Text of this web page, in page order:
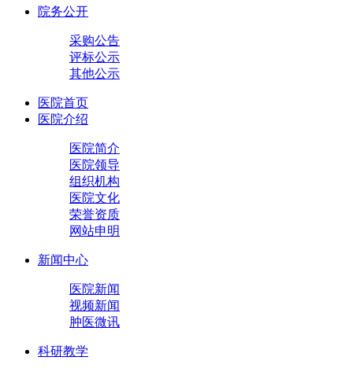
院务公开
采购公告
评标公示
其他公示
医院首页
医院介绍
医院简介
医院领导
组织机构
医院文化
荣誉资质
网站申明
新闻中心
医院新闻
视频新闻
肿医微讯
科研教学